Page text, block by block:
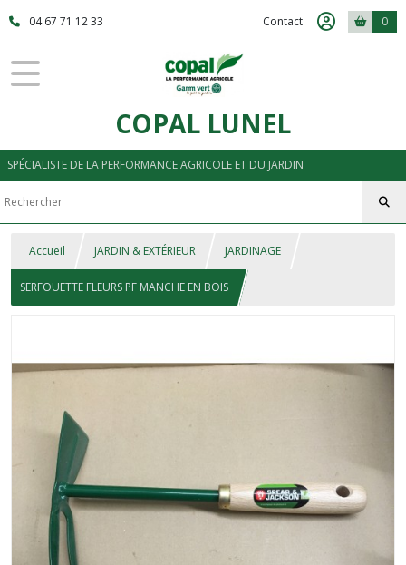
04 67 71 12 33 Contact 0
COPAL LUNEL
SPÉCIALISTE DE LA PERFORMANCE AGRICOLE ET DU JARDIN
Accueil JARDIN & EXTÉRIEUR JARDINAGE
SERFOUETTE FLEURS PF MANCHE EN BOIS